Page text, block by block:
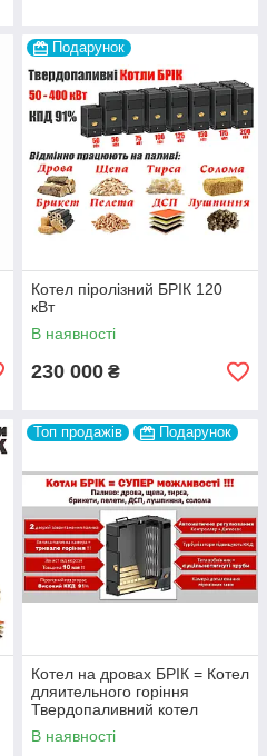
Подарунок
Котел піролізний БРІК 120
кВт
В наявності
230 000 ₴
Топ продажів Подарунок
Котел на дровах БРІК = Котел
дляительного горіння
Твердопаливний котел
піролізний =
газогенераторний котел
В наявності